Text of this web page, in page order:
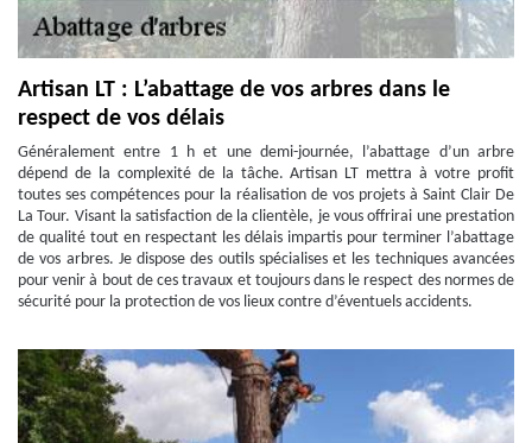
Artisan LT : L’abattage de vos arbres dans le
respect de vos délais
Généralement entre 1 h et une demi-journée, l’abattage d’un arbre
dépend de la complexité de la tâche. Artisan LT mettra à votre profit
toutes ses compétences pour la réalisation de vos projets à Saint Clair De
La Tour. Visant la satisfaction de la clientèle, je vous offrirai une prestation
de qualité tout en respectant les délais impartis pour terminer l’abattage
de vos arbres. Je dispose des outils spécialises et les techniques avancées
pour venir à bout de ces travaux et toujours dans le respect des normes de
sécurité pour la protection de vos lieux contre d’éventuels accidents.